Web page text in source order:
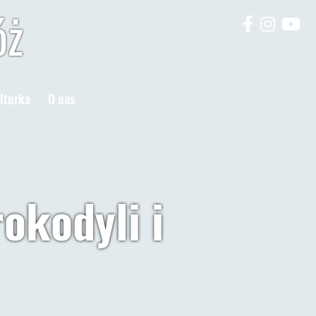
O nas
i